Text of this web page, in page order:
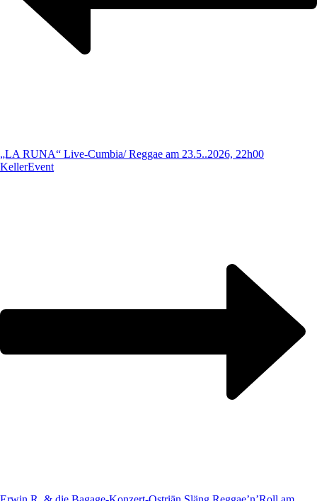
„LA RUNA“ Live-Cumbia/ Reggae am 23.5..2026, 22h00
KellerEvent